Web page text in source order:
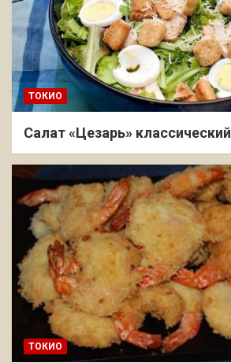
ТОКИО
Салат «Цезарь» классический
ТОКИО